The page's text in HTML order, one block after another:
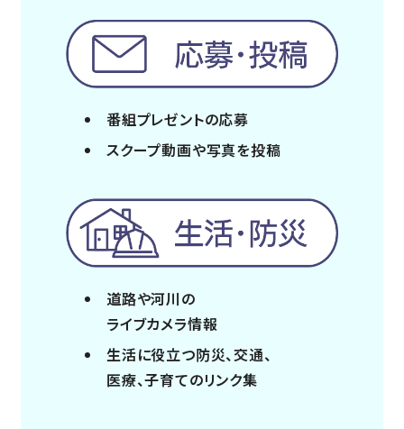
番組プレゼントの応募
スクープ動画や写真を投稿
道路や河川の
ライブカメラ情報
生活に役立つ防災、交通、
医療、子育てのリンク集